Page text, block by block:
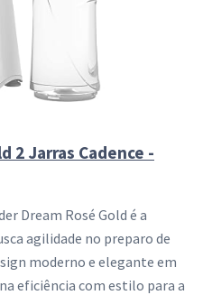
2 Jarras Cadence -
Dream Rosé Gold é a
agilidade no preparo de
moderno e elegante em
eficiência com estilo para a